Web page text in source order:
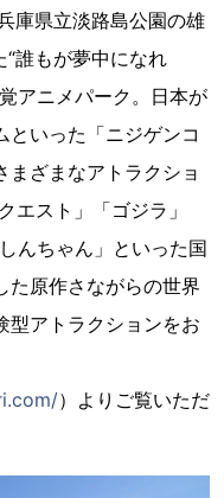
庫県立淡路島公園の雄
誰もが夢中になれ
アニメパーク。日本が
といった「ニジゲンコ
まざまなアトラクショ
エスト」「ゴジラ」
んちゃん」といった国
た原作さながらの世界
型アトラクションをお
）よりご覧いただ